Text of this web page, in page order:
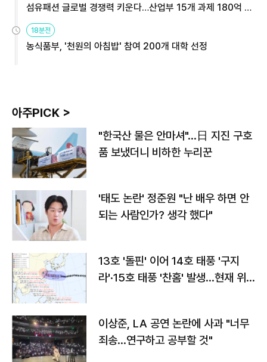
섬유패션 글로벌 경쟁력 키운다…산업부 15개 과제 180억 지
18분전
농식품부, '천원의 아침밥' 참여 200개 대학 선정
아주PICK >
"한국산 물은 안마셔"…日 지진 구호
품 보냈더니 비하한 누리꾼
'태도 논란' 정준원 "난 배우 하면 안
되는 사람인가? 생각 했다"
13호 '돌핀' 이어 14호 태풍 '구지
라'·15호 태풍 '찬홈' 발생…현재 위
이상준, LA 공연 논란에 사과 "너무
죄송…연구하고 공부할 것"